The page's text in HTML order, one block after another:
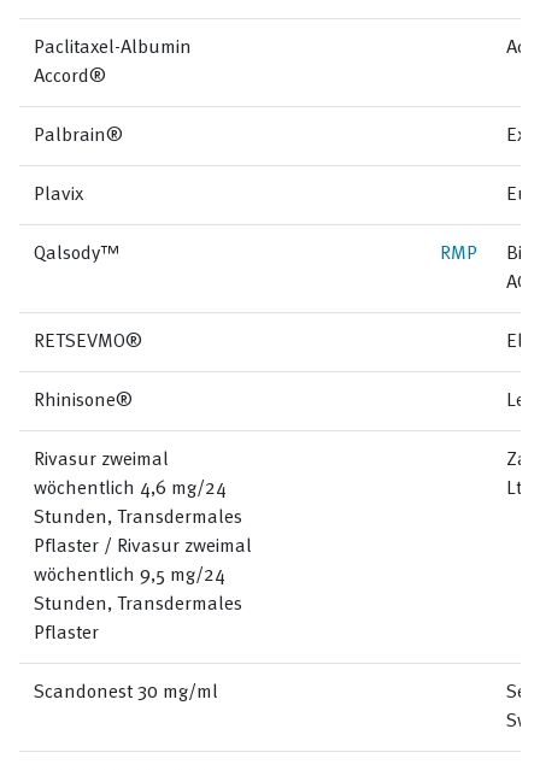
Paclitaxel-Albumin
Accord®
Palbrain®
Plavix
Qalsody™ RMP
AG
RETSEVMO® Eli
Rhinisone®
Rivasur zweimal
wöchentlich 4,6 mg/24
Stunden, Transdermales
Pflaster / Rivasur zweimal
wöchentlich 9,5 mg/24
Stunden, Transdermales
Pflaster
Ltd
Scandonest 30 mg/ml